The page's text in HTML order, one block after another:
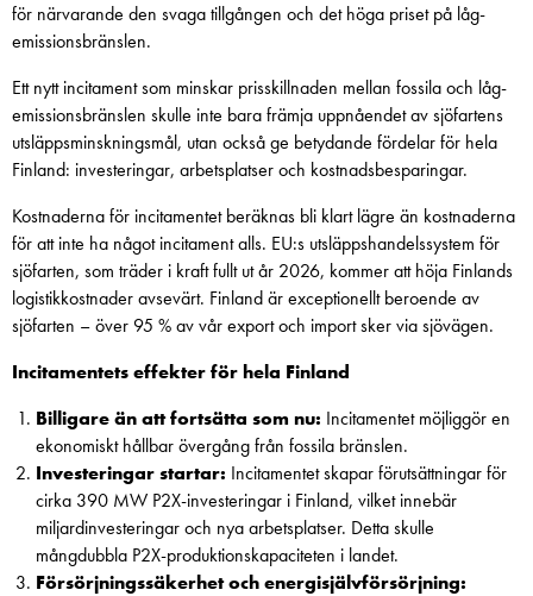
för närvarande den svaga tillgången och det höga priset på låg­
emissionsbränslen.
Ett nytt incitament som minskar prisskillnaden mellan fossila och låg­
emissionsbränslen skulle inte bara främja uppnåendet av sjöfartens
utsläppsminskningsmål, utan också ge betydande fördelar för hela
Finland: investeringar, arbetsplatser och kostnadsbesparingar.
Kostnaderna för incitamentet beräknas bli klart lägre än kostnaderna
för att inte ha något incitament alls. EU:s utsläppshandelssystem för
sjöfarten, som träder i kraft fullt ut år 2026, kommer att höja Finlands
logistikkostnader avsevärt. Finland är exceptionellt beroende av
sjöfarten – över 95 % av vår export och import sker via sjövägen.
Incitamentets effekter för hela Finland
Billigare än att fortsätta som nu: Incitamentet möjliggör en
ekonomiskt hållbar övergång från fossila bränslen.
Investeringar startar: Incitamentet skapar förutsättningar för
cirka 390 MW P2X-investeringar i Finland, vilket innebär
miljardinvesteringar och nya arbetsplatser. Detta skulle
mångdubbla P2X-produktionskapaciteten i landet.
Försörjningssäkerhet och energi­självförsörjning: